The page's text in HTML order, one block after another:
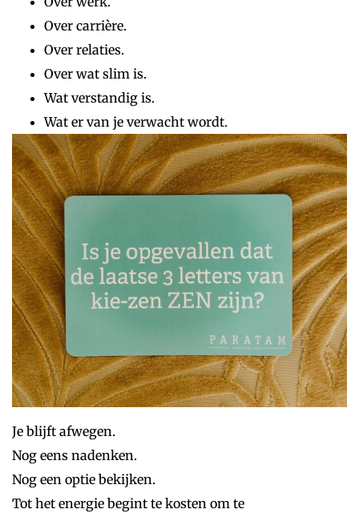
Over carrière.
Over relaties.
Over wat slim is.
Wat verstandig is.
Wat er van je verwacht wordt.
Je blijft afwegen.
Nog eens nadenken.
Nog een optie bekijken.
Tot het energie begint te kosten om te